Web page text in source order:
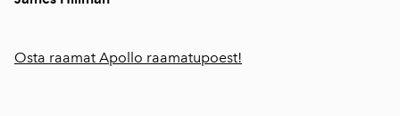
Osta raamat Apollo raamatupoest!